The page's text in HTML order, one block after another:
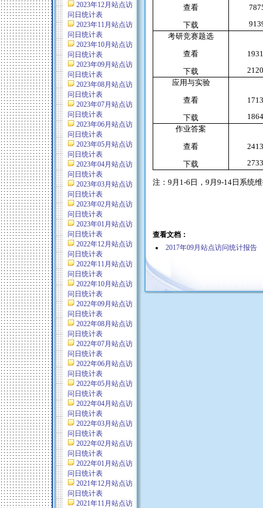
2023年12月站点访
问日统计表
2023年11月站点访
问日统计表
2023年10月站点访
问日统计表
2023年09月站点访
问日统计表
2023年08月站点访
问日统计表
2023年07月站点访
问日统计表
2023年06月站点访
问日统计表
2023年05月站点访
问日统计表
2023年04月站点访
问日统计表
2023年03月站点访
问日统计表
2023年02月站点访
问日统计表
2023年01月站点访
问日统计表
2022年12月站点访
问日统计表
2022年11月站点访
问日统计表
2022年10月站点访
问日统计表
2022年09月站点访
问日统计表
2022年08月站点访
问日统计表
2022年07月站点访
问日统计表
2022年06月站点访
问日统计表
2022年05月站点访
问日统计表
2022年04月站点访
问日统计表
2022年03月站点访
问日统计表
2022年02月站点访
问日统计表
2022年01月站点访
问日统计表
2021年12月站点访
问日统计表
2021年11月站点访
查看
下载
考研竞赛题选
查看
下载
应用与实验
查看
下载
作业答案
查看
下载
注： 9 月 1-6 日， 9 月 9-14 日系统
查看文档：
2017年09月站点访问统计报告